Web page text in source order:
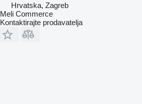
Hrvatska, Zagreb
Meli Commerce
Kontaktirajte prodavatelja